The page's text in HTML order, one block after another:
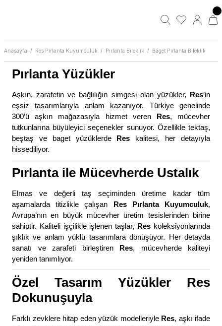
Anasayfa Res Pırlanta Kuyumculuk Pırlanta Bileklik Baget Pırlanta Bileklik
Pırlanta Yüzükler
Aşkın, zarafetin ve bağlılığın simgesi olan yüzükler, Res’in
eşsiz tasarımlarıyla anlam kazanıyor. Türkiye genelinde
300’ü aşkın mağazasıyla hizmet veren Res, mücevher
tutkunlarına büyüleyici seçenekler sunuyor. Özellikle tektaş,
beştaş ve baget yüzüklerde Res kalitesi, her detayıyla
hissediliyor.
Pırlanta ile Mücevherde Ustalık
Elmas ve değerli taş seçiminden üretime kadar tüm
aşamalarda titizlikle çalışan Res Pırlanta Kuyumculuk,
Avrupa’nın en büyük mücevher üretim tesislerinden birine
sahiptir. Kaliteli işçilikle işlenen taşlar, Res koleksiyonlarında
şıklık ve anlam yüklü tasarımlara dönüşüyor. Her detayda
sanatı ve zarafeti birleştiren Res, mücevherde kaliteyi
yeniden tanımlıyor.
Özel Tasarım Yüzükler Res
Dokunuşuyla
Farklı zevklere hitap eden yüzük modelleriyle Res, aşkı ifade